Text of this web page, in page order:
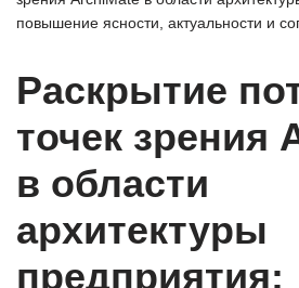
повышение ясности, актуальности и
Раскрытие
точек зрения
в области
архитектуры
предприятия: